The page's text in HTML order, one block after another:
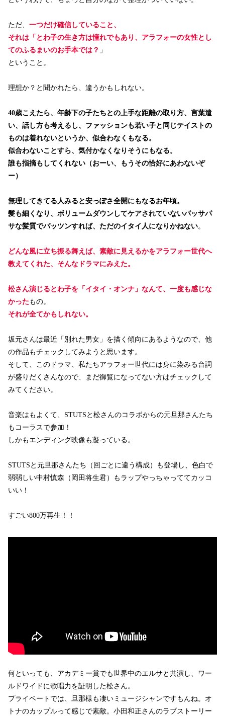
ただ、 一つだけ確信していること、
それは「とわ子の生き方は憧れでもあり、アラフォーの女性とし
てのふるまいのお手本では？ 」
ということ。
理想か？と聞かれたら、違うかもしれない。
40歳こえたら、年齢下の子たちとの上手な距離の取り方、言葉遣
い、話し方も考えるし、ファッションも若い子と同じテイストの
ものは着れないというか、似合わなくもなる。
似合わないことすら、気付かなくなりそうにもなる。
誰も指摘もしてくれない（おーい、もうその恰好にあわないぞ
ー）
無理してきてる人みると安っぽさ全開にもなるお年頃。
髪も細くなり、ボリュームダウンしてケアされていないパッサパ
サな髪質でパッツンすれば、ただのイタイ人になりかねない。
どんな風に立ち振る舞えば、素敵に見えるかをアラフォー世代へ
教えてくれた、そんなドラマにみえた。
松さん演じるとわ子を「イタイ・オンナ」なんて、一度も感じな
かった もの。
それが全てかもしれない。
坂元さんは最近「別れた男女」を描く傾向にあるようなので、他
の作品もチェックしてみようと思います。
そして、このドラマ、私たちアラフォー世代には身に染みる台詞
が盛りだくさんなので、まだ御覧になってない方はチェックして
みてください。
音楽はもよくて、STUTSと松さんのコラボからの元旦那さんたち
もコーラスで参加！
しかもエンディング映像も凝っている。
STUTSと元旦那さんたち（回ごとに違う構成）も登場し、色白で
弱弱しい中村慎森（岡田将生君）もラップやっちゃっててカッコ
いい！
すごい800万再生！！
何といっても、アカデミー賞でも世界中のエルサと共演し、ワー
ルドワイドに歌唱力を証明した松さん。
プライベートでは、旦那様も凄いミュージシャンですもんね。オ
トナのカップルって感じで素敵。小田和正さんのラブストーリー